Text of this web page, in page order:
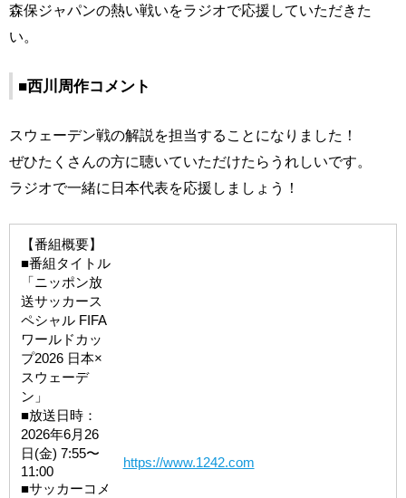
森保ジャパンの熱い戦いをラジオで応援していただきた
い。
■西川周作コメント
スウェーデン戦の解説を担当することになりました！
ぜひたくさんの方に聴いていただけたらうれしいです。
ラジオで一緒に日本代表を応援しましょう！
【番組概要】
■番組タイトル
「ニッポン放
送サッカース
ペシャル FIFA
ワールドカッ
プ2026 日本×
スウェーデ
ン」
■放送日時：
2026年6月26
日(金) 7:55〜
11:00
■サッカーコメ
https://www.1242.com